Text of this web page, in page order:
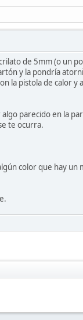
de 5mm (o un
y la pondría
la pistola de calor y
parecido en la
te ocurra.
color que hay un